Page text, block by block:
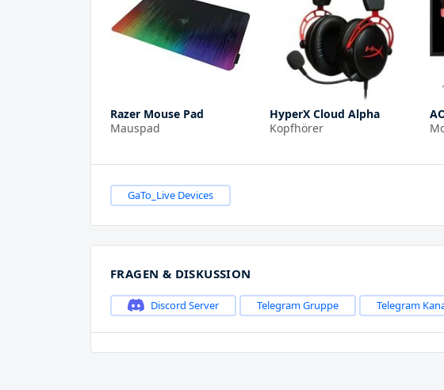
Razer Mouse Pad
Mauspad
HyperX Cloud Alpha
Kopfhörer
GaTo_Live Devices
FRAGEN & DISKUSSION
Discord Server Telegram Gruppe Telegram